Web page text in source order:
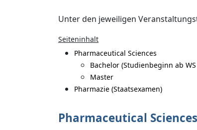
Unter den jeweiligen
Seiteninhalt
Pharmaceutical Sciences
Bachelor (Studienbeginn ab
Master
Pharmazie (Staatsexamen)
Pharmaceutical Sciences